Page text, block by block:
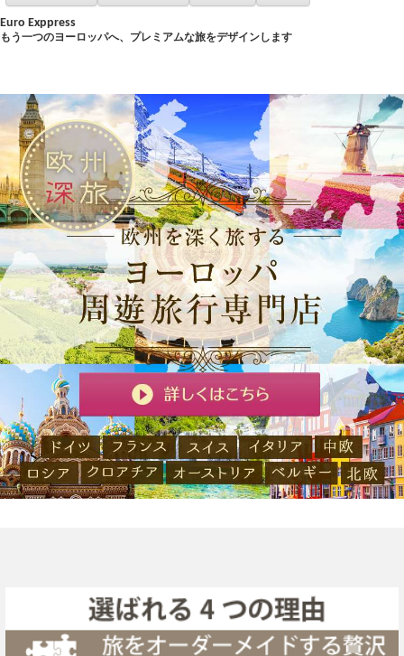
Euro Exppress
もう一つのヨーロッパへ、プレミアムな旅をデザインします